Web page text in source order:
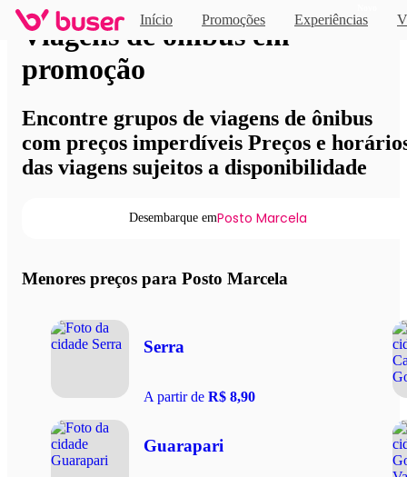
Início Promoções Experiências
Viagens de ônibus em
promoção
Encontre grupos de viagens de ônibus
com preços imperdíveis Preços e
das viagens sujeitos a disponibilidade
Desembarque emPosto Marcela
Menores preços para Posto Marcela
Serra
A partir de R$ 8,90
Guarapari